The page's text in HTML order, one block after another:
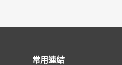
常用連結